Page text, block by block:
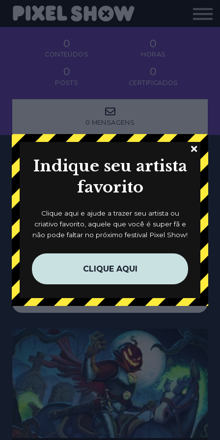
Shop
Revista Zupi
0
CONTEÚDOS
0
HORAS
0
POSTS
0
CERTIFICADOS
0 MENSAGENS
Wallpapers
Todos
Meus Conteúdos
Sem Acesso
Novos
Categorias
Indique seu artista
favorito
Clique aqui e ajude a trazer seu artista ou
criativo favorito, aquele que você é super fã e
não pode faltar no próximo festival Pixel Show!
CLIQUE AQUI